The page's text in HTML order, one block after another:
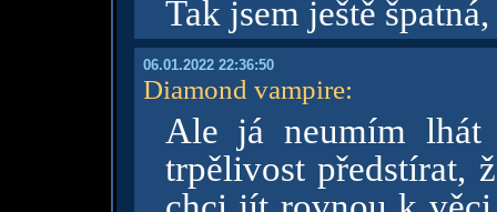
Tak jsem ještě
06.01.2022 22:36:50
Diamond vampire:
Ale já neumím
trpělivost předstírat,